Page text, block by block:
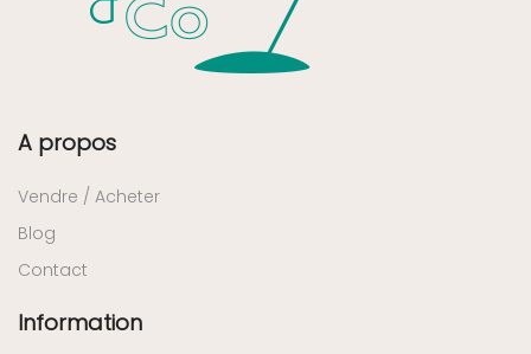
A propos
Vendre / Acheter
Blog
Contact
Information